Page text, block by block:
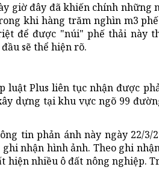
giờ đây đã khiến chính
khi hàng trăm nghìn m3
để được "núi" phế thải này
sẽ thể hiện rõ.
luật Plus liên tục nhận được
dựng tại khu vực ngõ 99
tin phản ánh này ngày 22/3/
nhận hình ảnh. Theo ghi
hiện nhiều ô đất nông nghiệp.